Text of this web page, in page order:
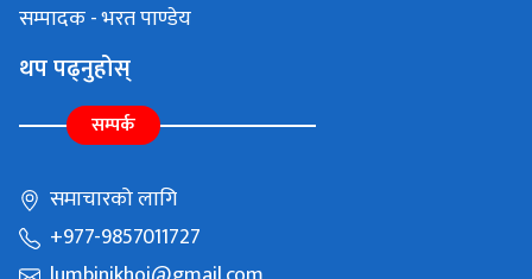
सम्पादक - भरत पाण्डेय
थप पढ्नुहोस्
सम्पर्क
समाचारको लागि
+977-9857011727